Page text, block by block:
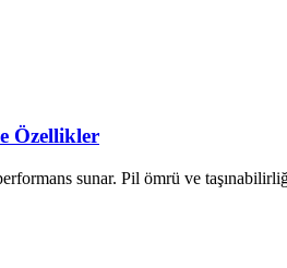
Özellikler
sunar. Pil ömrü ve taşınabilirliği